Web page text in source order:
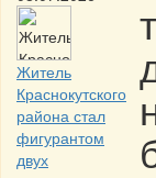
Житель
Краснокутского
района стал
фигурантом
двух